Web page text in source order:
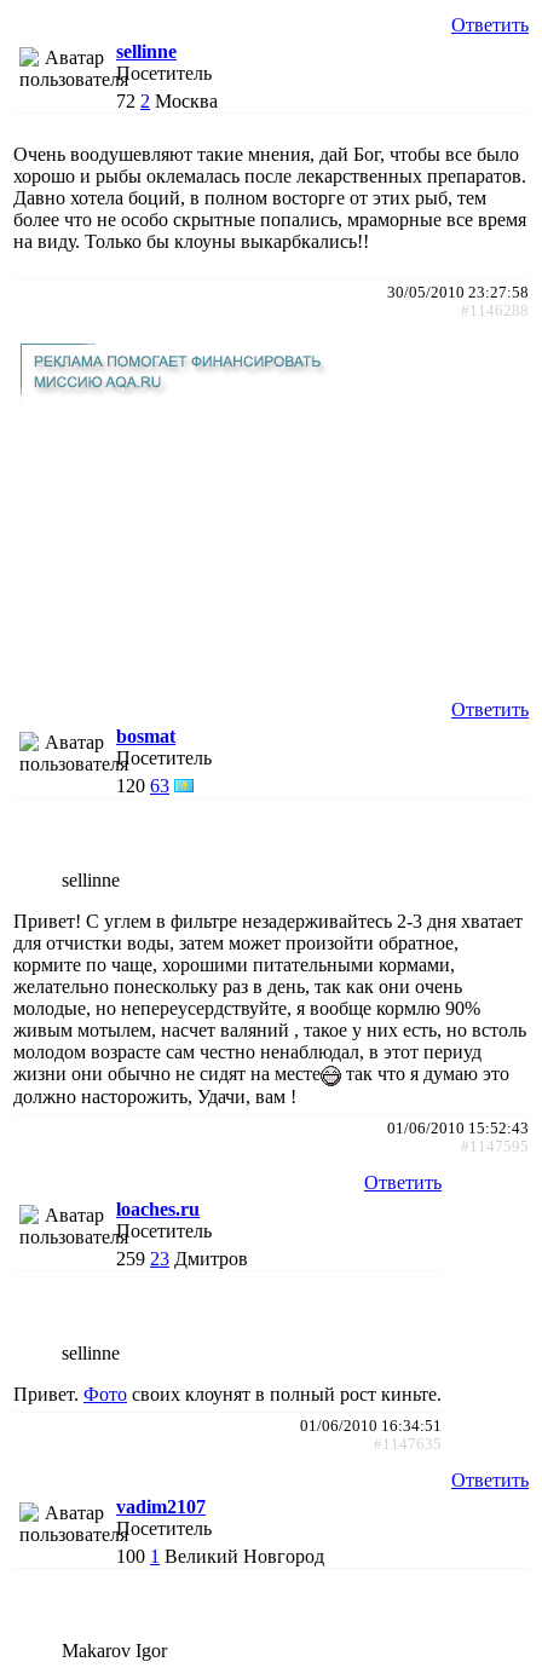
Ответить
sellinne
Посетитель
72 2 Москва
Очень воодушевляют такие мнения, дай Бог, чтобы все было
хорошо и рыбы оклемалась после лекарственных препаратов.
Давно хотела боций, в полном восторге от этих рыб, тем
более что не особо скрытные попались, мраморные все время
на виду. Только бы клоуны выкарбкались!!
30/05/2010 23:27:58
#1146288
Ответить
bosmat
Посетитель
120 63
sellinne
Привет! С углем в фильтре незадерживайтесь 2-3 дня хватает
для отчистки воды, затем может произойти обратное,
кормите по чаще, хорошими питательными кормами,
желательно понескольку раз в день, так как они очень
молодые, но непереусердствуйте, я вообще кормлю 90%
живым мотылем, насчет валяний , такое у них есть, но встоль
молодом возрасте сам честно ненаблюдал, в этот периуд
жизни они обычно не сидят на месте
так что я думаю это
должно насторожить, Удачи, вам !
01/06/2010 15:52:43
#1147595
Ответить
loaches.ru
Посетитель
259 23 Дмитров
sellinne
Привет. Фото своих клоунят в полный рост киньте.
01/06/2010 16:34:51
#1147635
Ответить
vadim2107
Посетитель
100 1 Великий Новгород
Makarov Igor